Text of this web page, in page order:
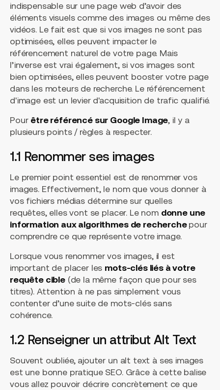
indispensable sur une page web d’avoir des
éléments visuels comme des images ou même des
vidéos. Le fait est que si vos images ne sont pas
optimisées, elles peuvent impacter le
référencement naturel de votre page. Mais
l’inverse est vrai également, si vos images sont
bien optimisées, elles peuvent booster votre page
dans les moteurs de recherche. Le référencement
d'image est un levier d'acquisition de trafic qualifié.
Pour être référencé sur Google Image, il y a
plusieurs points / règles à respecter.
1.1 Renommer ses images
Le premier point essentiel est de renommer vos
images. Effectivement, le nom que vous donner à
vos fichiers médias détermine sur quelles
requêtes, elles vont se placer. Le nom donne une
information aux algorithmes de recherchepour
comprendre ce que représente votre image.
Lorsque vous renommer vos images, il est
important de placer les mots-clés liés à votre
requête cible(de la même façon que pour ses
titres). Attention à ne pas simplement vous
contenter d’une suite de mots-clés sans
cohérence.
1.2 Renseigner un attribut Alt Text
Souvent oubliée, ajouter un alt text à ses images
est une bonne pratique SEO. Grâce à cette balise
vous allez pouvoir décrire concrètement ce que